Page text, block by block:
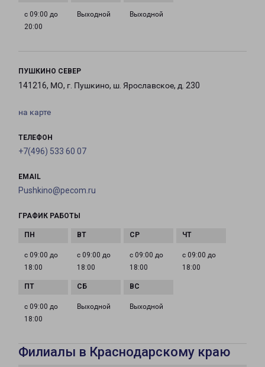
с 09:00 до
20:00
Выходной Выходной
ПУШКИНО СЕВЕР
141216, МО, г. Пушкино, ш. Ярославское, д. 230
на карте
ТЕЛЕФОН
+7(496) 533 60 07
EMAIL
Pushkino@pecom.ru
ГРАФИК РАБОТЫ
с 09:00 до
18:00
с 09:00 до
18:00
с 09:00 до
18:00
с 09:00 до
18:00
с 09:00 до
18:00
Выходной Выходной
Филиалы в Краснодарскому краю